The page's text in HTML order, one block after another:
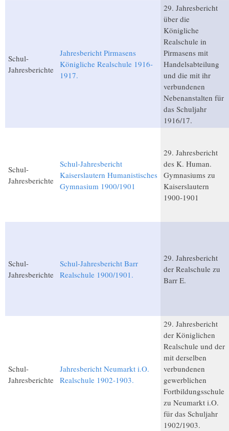
Schul-
Jahresberichte
Jahresbericht Pirmasens
Königliche Realschule 1916-
1917.
29. Jahresbericht
über die
Königliche
Realschule in
Pirmasens mit
Handelsabteilung
und die mit ihr
verbundenen
Nebenanstalten für
das Schuljahr
1916/17.
Schul-
Jahresberichte
Schul-Jahresbericht
Kaiserslautern Humanistisches
Gymnasium 1900/1901
29. Jahresbericht
des K. Human.
Gymnasiums zu
Kaiserslautern
1900-1901
Schul-
Jahresberichte
Schul-Jahresbericht Barr
Realschule 1900/1901.
29. Jahresbericht
der Realschule zu
Barr E.
Schul-
Jahresberichte
Jahresbericht Neumarkt i.O.
Realschule 1902-1903.
29. Jahresbericht
der Königlichen
Realschule und der
mit derselben
verbundenen
gewerblichen
Fortbildungsschule
zu Neumarkt i.O.
für das Schuljahr
1902/1903.